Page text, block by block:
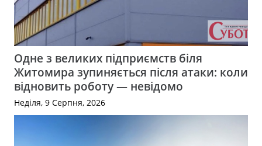
Одне з великих підприємств біля
Житомира зупиняється після атаки: коли
відновить роботу — невідомо
Неділя, 9 Серпня, 2026